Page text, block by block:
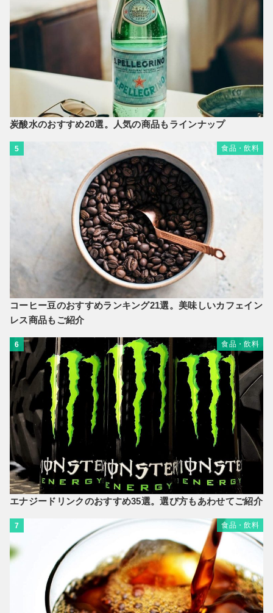
炭酸水のおすすめ20選。人気の商品もラインナップ
5 食品・飲料
コーヒー豆のおすすめランキング21選。美味しいカフェイン
レス商品もご紹介
6 食品・飲料
エナジードリンクのおすすめ35選。選び方もあわせてご紹介
7 食品・飲料